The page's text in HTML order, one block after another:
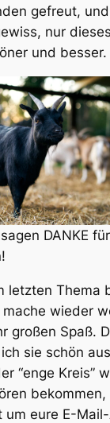
gefreut,
nur
und besser.
DANKE
letzten Thema
wieder
großen Spaß.
sie schön
“enge Kreis”
bekommen,
um eure E-